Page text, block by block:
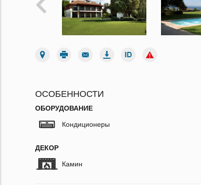
ОСОБЕННОСТИ
ОБОРУДОВАНИЕ
Кондиционеры
ДЕКОР
Камин